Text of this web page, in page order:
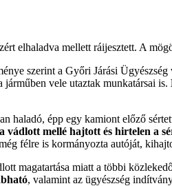
elhaladva mellett ráijesztett. A
szerint a Győri Járási
vele utaztak munkatársai is.
haladó, épp egy kamiont előző
vádlott mellé hajtott és hirtelen a
félre is kormányozta autóját,
magatartása miatt a többi
, valamint az ügyészség